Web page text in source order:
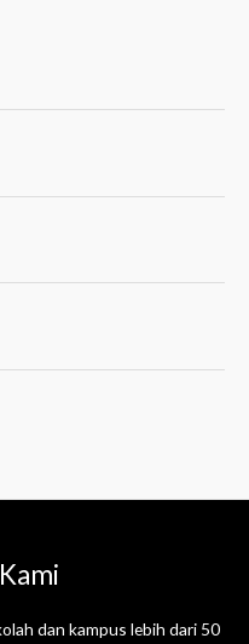
dan kampus lebih dari 50